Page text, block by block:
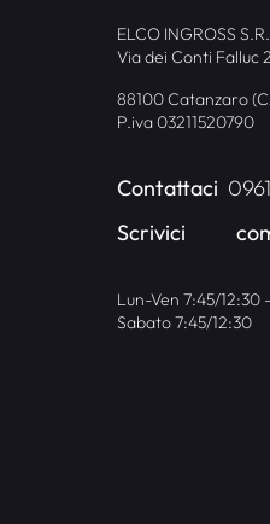
ELCO INGROSS
Via dei Conti Falluc
88100 Catanzaro
P.iva 03211520790
Contattaci
Scrivici
Lun-Ven 7:45/12:30
Sabato 7:45/12:30